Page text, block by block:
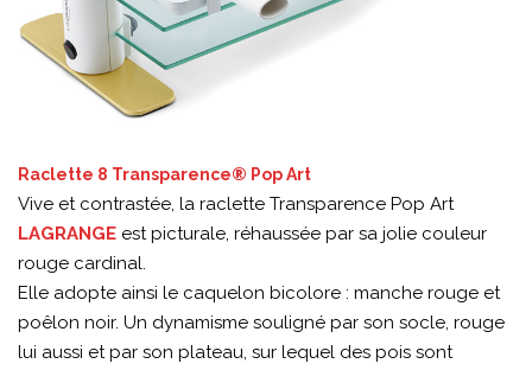
Raclette 8 Transparence® Pop Art
Vive et contrastée, la raclette Transparence Pop Art
LAGRANGE est picturale, réhaussée par sa jolie couleur
rouge cardinal.
Elle adopte ainsi le caquelon bicolore : manche rouge et
poêlon noir. Un dynamisme souligné par son socle, rouge
lui aussi et par son plateau, sur lequel des pois sont